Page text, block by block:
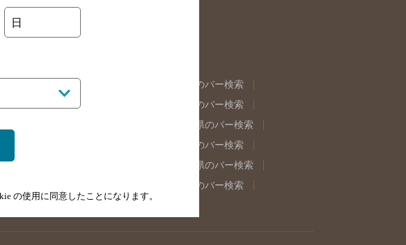
山形県のバー検索
福島県のバー検索
新潟県のバー検索
東京都のバー検索
岐阜県のバー検索
バー検索
奈良県のバー検索
のバー検索
島根県のバー検索
佐賀県のバー検索
日
の使用に同意したことになります。